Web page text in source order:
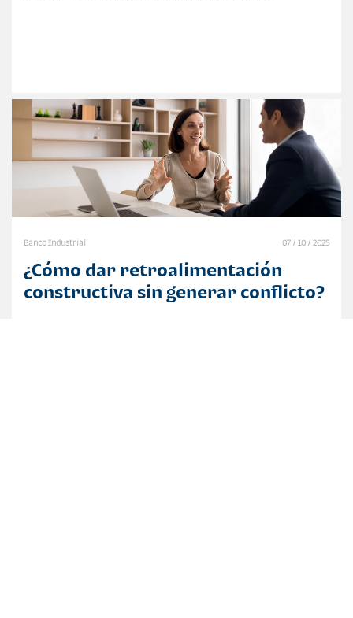
Banco Industrial 07 / 10 / 2025
¿Cómo dar retroalimentación
constructiva sin generar conflicto?